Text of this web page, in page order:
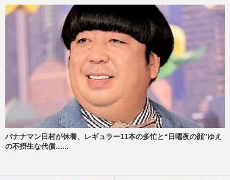
バナナマン日村が休養、レギュラー11本の多忙と“日曜夜の顔”ゆえ
の不摂生な代償…...